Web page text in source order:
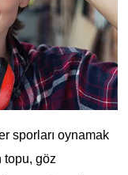
sporları oynamak
topu, göz